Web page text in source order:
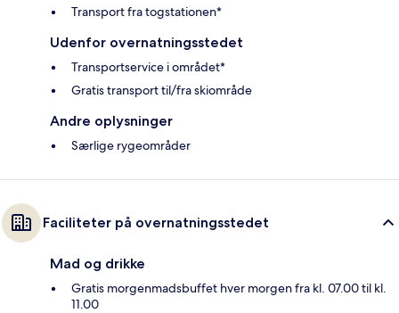
Transport fra togstationen*
Udenfor overnatningsstedet
Transportservice i området*
Gratis transport til/fra skiområde
Andre oplysninger
Særlige rygeområder
Faciliteter på overnatningsstedet
Mad og drikke
Gratis morgenmadsbuffet hver morgen fra kl. 07.00 til kl.
11.00